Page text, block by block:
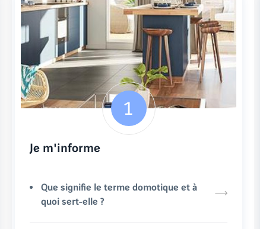
Je m'informe
Que signifie le terme domotique et à
quoi sert-elle ?